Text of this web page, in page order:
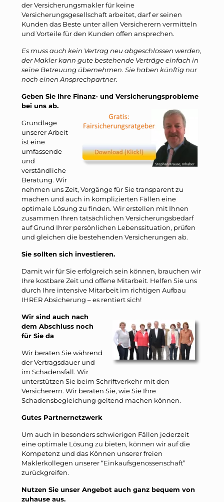
der Versicherungsmakler für keine
Versicherungsgesellschaft arbeitet, darf er seinen
Kunden das Beste unter allen Versicherern vermitteln
und Vorteile für den Kunden offen ansprechen.
Es muss auch kein Vertrag neu abgeschlossen werden,
der Makler kann gute bestehende Verträge einfach in
seine Betreuung übernehmen. Sie haben künftig nur
noch einen Ansprechpartner.
Geben Sie Ihre Finanz- und Versicherungsprobleme
bei uns ab.
Grundlage
unserer Arbeit
ist eine
umfassende
und
verständliche
Beratung. Wir
nehmen uns Zeit, Vorgänge für Sie transparent zu
machen und auch in komplizierten Fällen eine
optimale Lösung zu finden. Wir erstellen mit Ihnen
zusammen Ihren tatsächlichen Versicherungsbedarf
auf Grund Ihrer persönlichen Lebenssituation, prüfen
und gleichen die bestehenden Versicherungen ab.
Sie sollten sich investieren.
Damit wir für Sie erfolgreich sein können, brauchen wir
Ihre kostbare Zeit und offene Mitarbeit. Helfen Sie uns
durch Ihre intensive Mitarbeit im richtigen Aufbau
IHRER Absicherung – es rentiert sich!
Wir sind auch nach
dem Abschluss noch
für Sie da
Wir beraten Sie während
der Vertragsdauer und
im Schadensfall. Wir
unterstützen Sie beim Schriftverkehr mit den
Versicherern. Wir beraten Sie, wie Sie Ihre
Schadensbegleichung geltend machen können.
Gutes Partnernetzwerk
Um auch in besonders schwierigen Fällen jederzeit
eine optimale Lösung zu bieten, können wir auf die
Kompetenz und das Können unserer freien
Maklerkollegen unserer “Einkaufsgenossenschaft”
zurückgreifen.
Nutzen Sie unser Angebot auch ganz bequem von
zuhause aus.